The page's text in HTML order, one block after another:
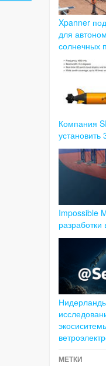
Xpanner
для
солнечных
Компания
Impossible
МЕТКИ